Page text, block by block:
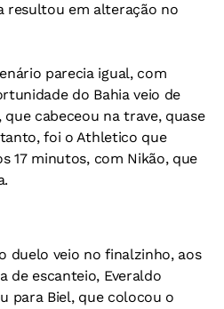
resultou em alteração no
parecia igual, com
do Bahia veio de
cabeceou na trave, quase
foi o Athletico que
17 minutos, com Nikão, que
duelo veio no finalzinho, aos
de escanteio, Everaldo
para Biel, que colocou o